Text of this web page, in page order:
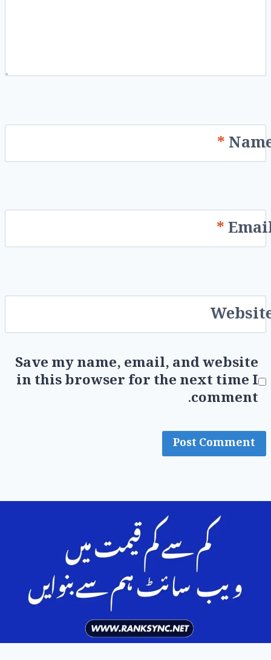
*
*
Save my name, email, and website
in this browser for the next time I
comment.